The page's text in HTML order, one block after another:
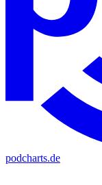
podcharts.de